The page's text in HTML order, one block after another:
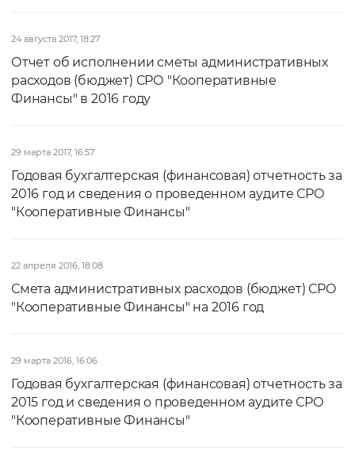
24 августа 2017, 18:27
Отчет об исполнении сметы административных
расходов (бюджет) СРО "Кооперативные
Финансы" в 2016 году
29 марта 2017, 16:57
Годовая бухгалтерская (финансовая) отчетность за
2016 год и сведения о проведенном аудите СРО
"Кооперативные Финансы"
22 апреля 2016, 18:08
Смета административных расходов (бюджет) СРО
"Кооперативные Финансы" на 2016 год
29 марта 2016, 16:06
Годовая бухгалтерская (финансовая) отчетность за
2015 год и сведения о проведенном аудите СРО
"Кооперативные Финансы"